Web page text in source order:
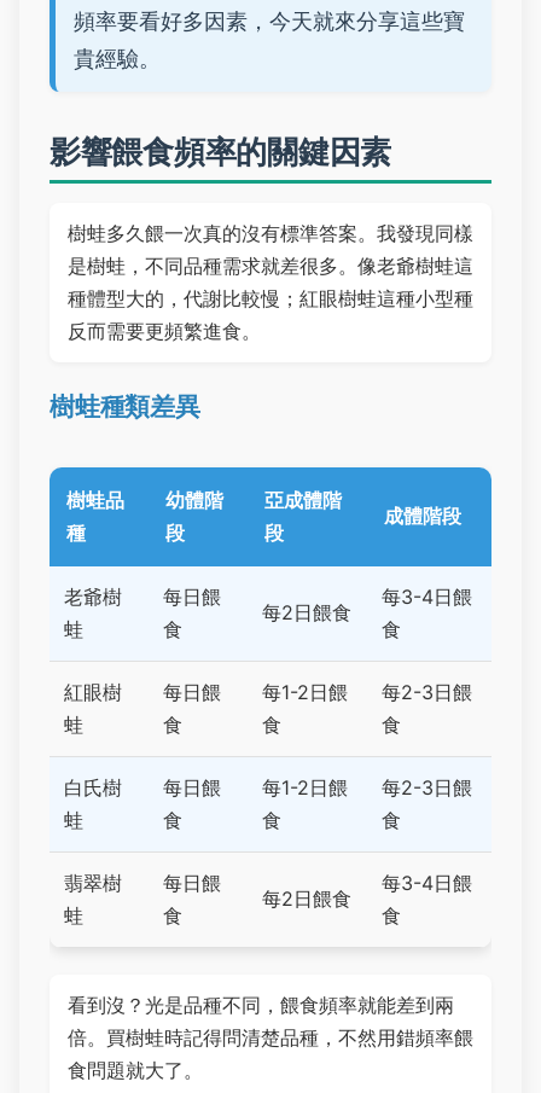
頻率要看好多因素，今天就來分享這些寶
貴經驗。
影響餵食頻率的關鍵因素
樹蛙多久餵一次真的沒有標準答案。我發現同樣
是樹蛙，不同品種需求就差很多。像老爺樹蛙這
種體型大的，代謝比較慢；紅眼樹蛙這種小型種
反而需要更頻繁進食。
樹蛙種類差異
樹蛙品
種
幼體階
段
亞成體階
段
成體階段
老爺樹
蛙
每日餵
食
每2日餵食
每3-4日餵
食
紅眼樹
蛙
每日餵
食
每1-2日餵
食
每2-3日餵
食
白氏樹
蛙
每日餵
食
每1-2日餵
食
每2-3日餵
食
翡翠樹
蛙
每日餵
食
每2日餵食
每3-4日餵
食
看到沒？光是品種不同，餵食頻率就能差到兩
倍。買樹蛙時記得問清楚品種，不然用錯頻率餵
食問題就大了。